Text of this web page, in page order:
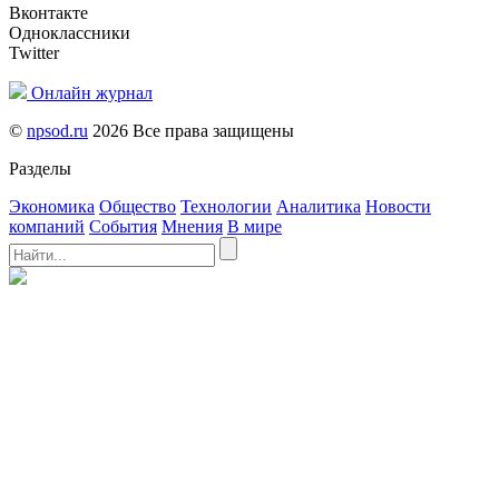
Вконтакте
Одноклассники
Twitter
Онлайн журнал
© npsod.ru 2026 Все права защищены
Разделы
Экономика Общество Технологии Аналитика Новости
компаний События Мнения В мире